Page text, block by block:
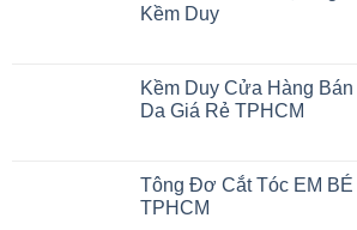
Kềm Duy
Kềm Duy Cửa Hàng
Da Giá Rẻ TPHCM
Tông Đơ Cắt Tóc EM
TPHCM